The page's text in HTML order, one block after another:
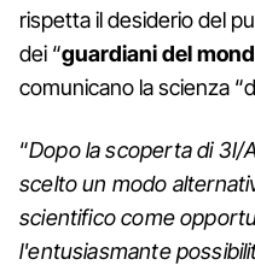
rispetta il desiderio del
dei “guardiani del
comunicano la scienza
“Dopo la scoperta di 3I/
scelto un modo
scientifico come
l'entusiasmante